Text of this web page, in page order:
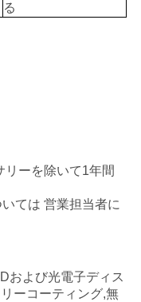
る
リーを除いて1年間
ては 営業担当者に
および光電子ディス
ーコーティング,無